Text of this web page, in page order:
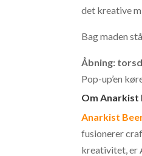
det kreative
Bag maden
Åbning:
Pop-up’en
Om Anarkist
Anarkist
fusionerer
kreativitet, er